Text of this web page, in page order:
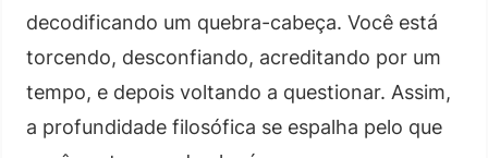
decodificando um quebra-cabeça. Você está
torcendo, desconfiando, acreditando por um
tempo, e depois voltando a questionar. Assim,
a profundidade filosófica se espalha pelo que